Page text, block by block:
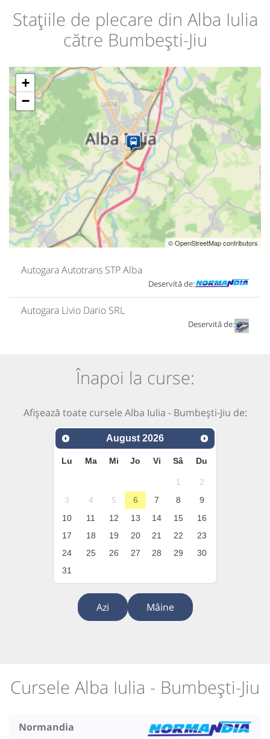
Stațiile de plecare din Alba Iulia
către Bumbești-Jiu
+
−
© OpenStreetMap contributors
Autogara Autotrans STP Alba
Deservită de:
Autogara Livio Dario SRL
Deservită de:
Înapoi la curse:
Afișează toate cursele Alba Iulia - Bumbești-Jiu de:
August 2026
Lu Ma Mi Jo Vi Sâ Du
1
2
3
4 5 6 7 8
9
10
11 12 13 14 15
16
17
18 19 20 21 22
23
24
25 26 27 28 29
30
31
Azi Mâine
Cursele Alba Iulia - Bumbești-Jiu
Normandia